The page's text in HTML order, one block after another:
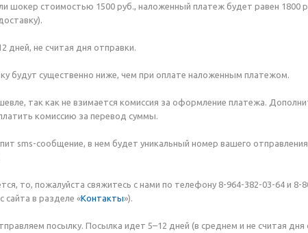
шокер стоимостью 1500 руб., наложенный платеж будет равен 1800
дней, не считая дня отправки.
будут существенно ниже, чем при оплате наложенным платежом.
так как не взимается комиссия за оформление платежа.
комиссию за перевод суммы.
sms-сообщение, в нем будет уникальный номер вашего
то, пожалуйста свяжитесь с нами по телефону 8-964-382-03-64 и 8-
сайта в разделе «Контакты»).
посылку. Посылка идет 5–12 дней (в среднем и не считая дня